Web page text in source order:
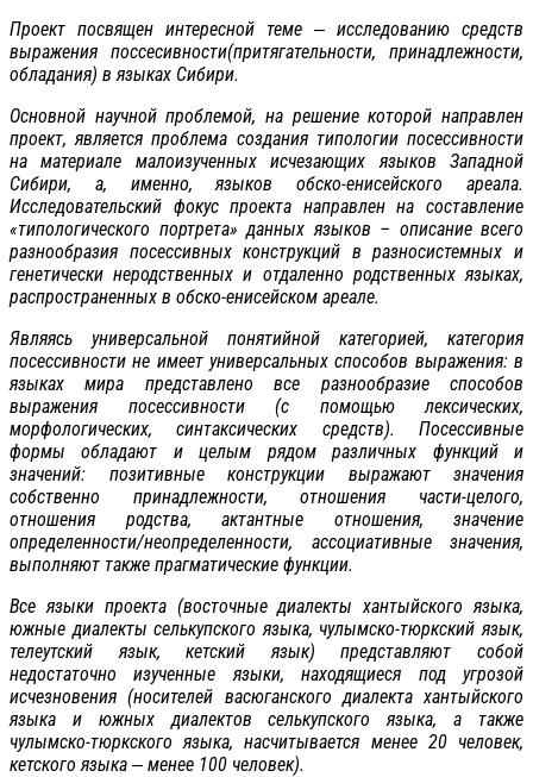
Проект посвящен интересной теме ‒ исследованию средств
выражения поссесивности(притягательности, принадлежности,
обладания) в языках Сибири.
Основной научной проблемой, на решение которой направлен
проект, является проблема создания типологии посессивности
на материале малоизученных исчезающих языков Западной
Сибири, а, именно, языков обско-енисейского ареала.
Исследовательский фокус проекта направлен на составление
«типологического портрета» данных языков – описание всего
разнообразия посессивных конструкций в разносистемных и
генетически неродственных и отдаленно родственных языках,
распространенных в обско-енисейском ареале.
Являясь универсальной понятийной категорией, категория
посессивности не имеет универсальных способов выражения: в
языках мира представлено все разнообразие способов
выражения посессивности (с помощью лексических,
морфологических, синтаксических средств). Посессивные
формы обладают и целым рядом различных функций и
значений: позитивные конструкции выражают значения
собственно принадлежности, отношения части-целого,
отношения родства, актантные отношения, значение
определенности/неопределенности, ассоциативные значения,
выполняют также прагматические функции.
Все языки проекта (восточные диалекты хантыйского языка,
южные диалекты селькупского языка, чулымско-тюркский язык,
телеутский язык, кетский язык) представляют собой
недостаточно изученные языки, находящиеся под угрозой
исчезновения (носителей васюганского диалекта хантыйского
языка и южных диалектов селькупского языка, а также
чулымско-тюркского языка, насчитывается менее 20 человек,
кетского языка ‒ менее 100 человек).